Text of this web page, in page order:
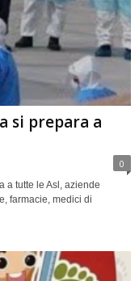
si prepara a
0
a tutte le Asl, aziende
farmacie, medici di